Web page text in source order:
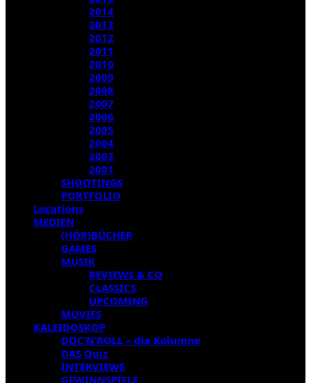
2014
2013
2012
2011
2010
2009
2008
2007
2006
2005
2004
2003
2001
SHOOTINGS
PORTFOLIO
Locations
MEDIEN
(HÖR)BÜCHER
GAMES
MUSIK
REVIEWS & CO
CLASSICS
UPCOMING
MOVIES
KALEIDOSKOP
DOC’N’ROLL – die Kolumne
DAS Quiz
INTERVIEWS
GEWINNSPIELE